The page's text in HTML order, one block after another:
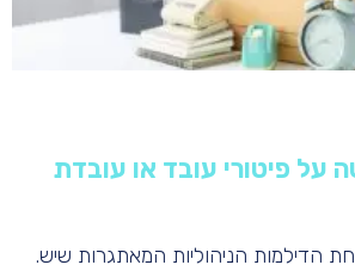
על פיטורי עובד או עובדת
הדילמות הניהוליות המאתגרות שיש.